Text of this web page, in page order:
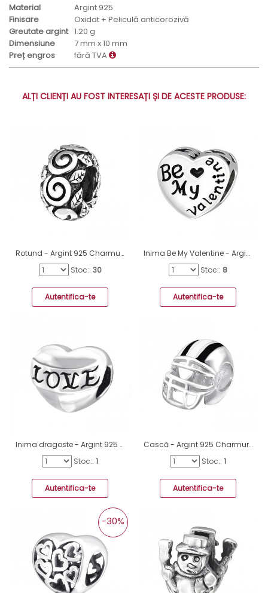
Material
Argint 925
Finisare
Oxidat + Peliculă anticorozivă
Greutate argint 1.20 g
Dimensiune
7 mm x 10 mm
Preț engros
fără TVA
ALȚI CLIENȚI AU FOST INTERESAȚI ȘI DE ACESTE PRODUSE:
Rotund - Argint 925 Charmuri argint fără pietre A4S4392
Stoc:: 30
Autentifica-te
Inima Be My Valentine - Argint 925 Charmuri argint fără pietre A4S10612
Stoc:: 8
Autentifica-te
Inima dragoste - Argint 925 Charmuri argint fără pietre A4S14936
Stoc:: 1
Autentifica-te
Cască - Argint 925 Charmuri argint fără pietre A4S11038
Stoc:: 1
Autentifica-te
-30%